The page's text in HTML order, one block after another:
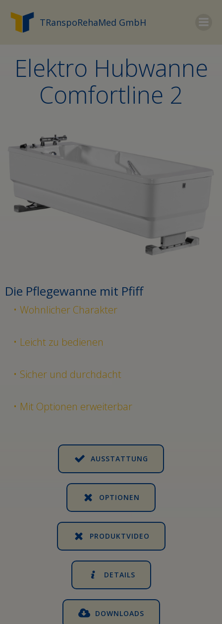
Inhalt
TRanspoRehaMed GmbH
Elektro Hubwanne
Comfortline 2
Die Pflegewanne mit Pfiff
Wohnlicher Charakter
Leicht zu bedienen
Sicher und durchdacht
Mit Optionen erweiterbar
AUSSTATTUNG
OPTIONEN
PRODUKTVIDEO
DETAILS
DOWNLOADS